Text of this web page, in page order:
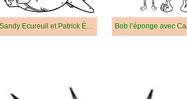
Sandy Ecureuil et Patrick Étoile